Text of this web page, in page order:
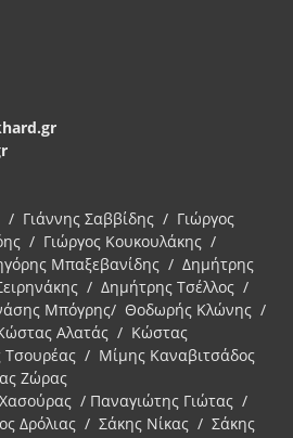
/ Γιάννης Σαββίδης / Γιώργος
/ Γιώργος Κουκουλάκης /
Μπαξεβανίδης / Δημήτρης
/ Δημήτρης Τσέλλος /
Μπόγρης/ Θοδωρής Κλώνης /
Αλατάς / Κώστας
Τσουρέας / Μίμης Καναβιτσάδος
Ζώρας
/ Παναγιώτης Γιώτας /
Δρόλιας / Σάκης Νίκας / Σάκης